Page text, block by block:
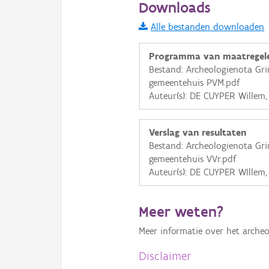
Informatie Vlaanderen
i
+ −
Basis Lagen
Ortho
GRB-Basiskaart in
Downloads
Alle bestanden downloaden
Programma van
Bestand: Archeologienota
gemeentehuis PVM.pdf
Auteur(s): DE CUYPER
Verslag van resultaten
Bestand: Archeologienota
gemeentehuis VVr.pdf
Auteur(s): DE CUYPER
Meer weten?
Meer informatie over het
Disclaimer